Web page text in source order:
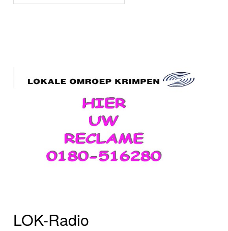
LOK-Radio